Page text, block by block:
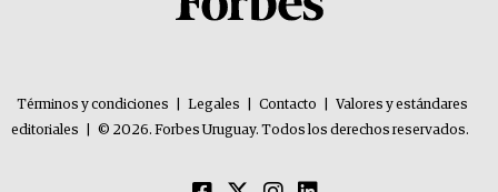
Términos y condiciones Legales Contacto
Valores y estándares
editoriales
© 2026. Forbes Uruguay. Todos los derechos reservados.